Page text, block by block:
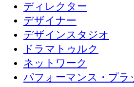
ディレクター
デザイナー
デザインスタジオ
ドラマトゥルク
ネットワーク
パフォーマンス・プラ